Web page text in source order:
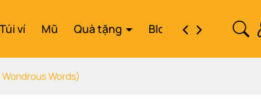
Túi ví Mũ Quà tặng Blog Liên hệ
Words)